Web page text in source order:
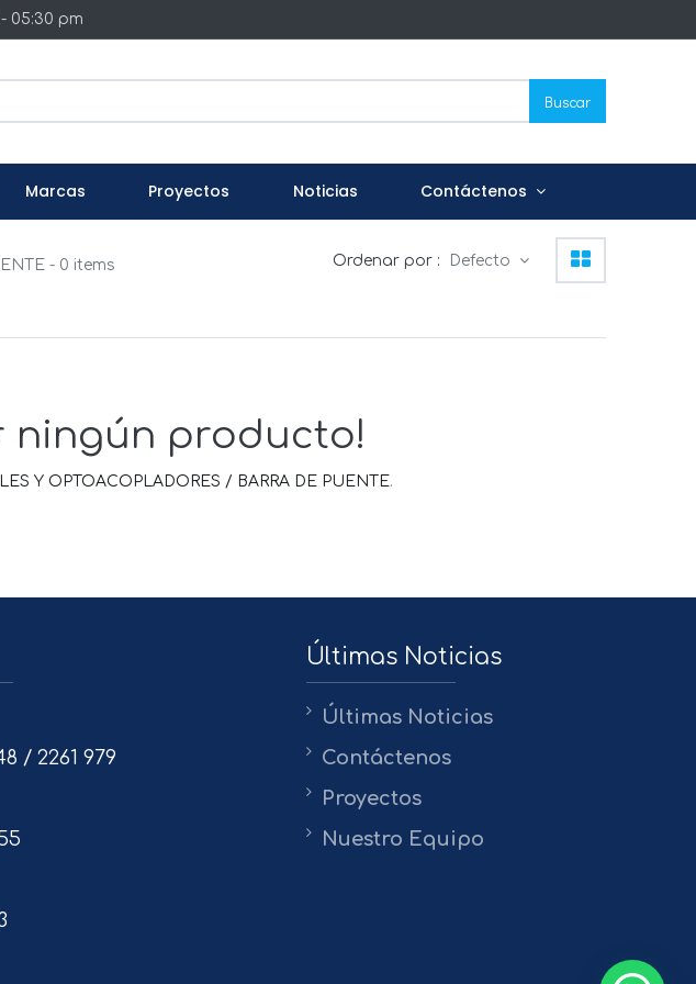
05:30 pm
Buscar
Marcas Proyectos Noticias Contáctenos
- 0 items Ordenar por : Defecto
ningún producto!
Y OPTOACOPLADORES / BARRA DE PUENTE.
/ 2261 979
Últimas Noticias
Últimas Noticias
Contáctenos
Proyectos
Nuestro Equipo